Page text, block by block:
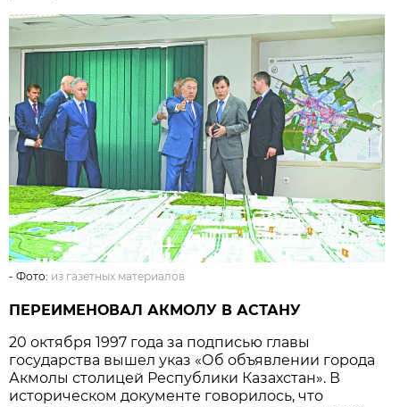
- Фото: из газетных материалов
ПЕРЕИМЕНОВАЛ АКМОЛУ В АСТАНУ
20 октября 1997 года за подписью главы
государства вышел указ «Об объявлении города
Акмолы столицей Республики Казахстан». В
историческом документе говорилось, что